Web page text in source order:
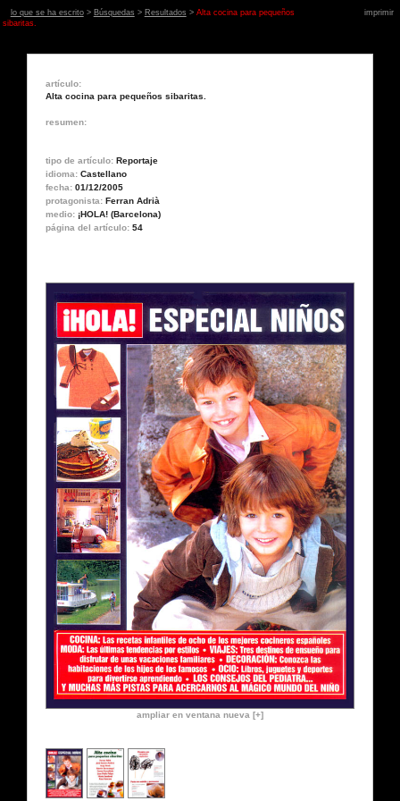
lo que se ha escrito> Búsquedas > Resultados > Alta cocina para pequeños
sibaritas.
imprimir
artículo:
Alta cocina para pequeños sibaritas.
resumen:
tipo de artículo: Reportaje
idioma: Castellano
fecha: 01/12/2005
protagonista: Ferran Adrià
medio: ¡HOLA! (Barcelona)
página del artículo: 54
ampliar en ventana nueva [+]